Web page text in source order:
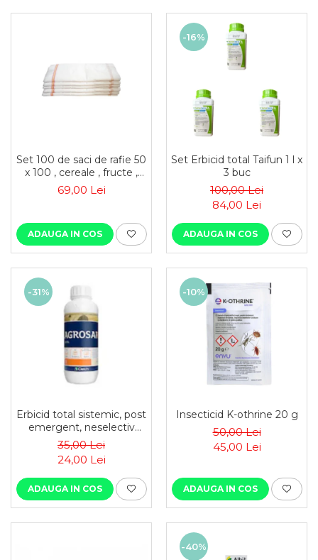
Set 100 de saci de rafie 50
x 100 , cereale , fructe ,
moloz , menaj si
depozitare
69,00 Lei
ADAUGA IN COS
-16%
Set Erbicid total Taifun 1 l x
3 buc
100,00 Lei
84,00 Lei
ADAUGA IN COS
-31%
Erbicid total sistemic, post
emergent, neselectiv
(buruieni
monocotiledonate si
dicotiledonate, anuale si
perene), Agrosar360 SL,
35,00 Lei
24,00 Lei
ADAUGA IN COS
-10%
Insecticid K-othrine 20 g
50,00 Lei
45,00 Lei
ADAUGA IN COS
-40%